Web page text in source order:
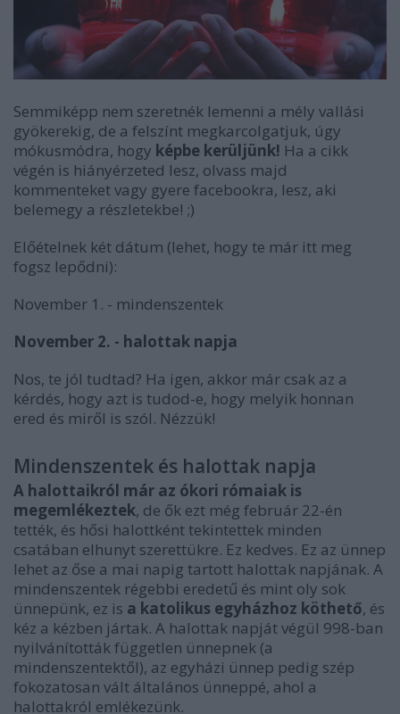
Semmiképp nem szeretnék lemenni a mély vallási
gyökerekig, de a felszínt megkarcolgatjuk, úgy
mókusmódra, hogy képbe kerüljünk! Ha a cikk
végén is hiányérzeted lesz, olvass majd
kommenteket vagy gyere facebookra, lesz, aki
belemegy a részletekbe! ;)
Előételnek két dátum (lehet, hogy te már itt meg
fogsz lepődni):
November 1. - mindenszentek
November 2. - halottak napja
Nos, te jól tudtad? Ha igen, akkor már csak az a
kérdés, hogy azt is tudod-e, hogy melyik honnan
ered és miről is szól. Nézzük!
Mindenszentek és halottak napja
A halottaikról már az ókori rómaiak is
megemlékeztek, de ők ezt még február 22-én
tették, és hősi halottként tekintettek minden
csatában elhunyt szerettükre. Ez kedves. Ez az ünnep
lehet az őse a mai napig tartott halottak napjának. A
mindenszentek régebbi eredetű és mint oly sok
ünnepünk, ez is a katolikus egyházhoz köthető, és
kéz a kézben jártak. A halottak napját végül 998-ban
nyilvánították független ünnepnek (a
mindenszentektől), az egyházi ünnep pedig szép
fokozatosan vált általános ünneppé, ahol a
halottakról emlékezünk.